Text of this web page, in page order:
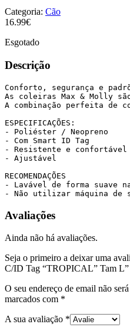
Categoria: Cão
16.99€
Esgotado
Descrição
Conforto, segurança e
As coleiras Max & Molly
A combinação perfeita de
ESPECIFICAÇÕES:
- Poliéster / Neopreno
- Com Smart ID Tag
- Resistente e confortável
- Ajustável
RECOMENDAÇÕES
- Lavável de forma suave
- Não utilizar máquina de
Avaliações
Ainda não há avaliações.
Seja o primeiro a deixar uma
C/ID Tag “TROPICAL” Tam L”
O seu endereço de email não
marcados com *
A sua avaliação *